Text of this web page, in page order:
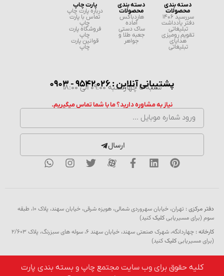
دسته بندی
محصولات
سررسید 1406
دفتر یادداشت
تبلیغاتی
تقویم رومیزی
هدایای
تبلیغاتی
دسته بندی
محصولات
هاردباکس
آماده
ساک دستی
جعبه طلا و
جواهر
پارت چاپ
درباره پارت چاپ
تماس با پارت
چاپ
فروشگاه پارت
چاپ
قوانین پارت
چاپ
پشتیبانی آنلاین : 9542026 - 0903
شنبه تا چهارشنبه 09:00 الی 18:00
نیاز به مشاوره دارید؟ ما با شما تماس میگیریم.
ارسال
دفتر مرکزی :
تهران، خیابان سهروردی شمالی، هویزه شرقی، خیابان سهند، پلاک ۱۰، طبقه
سوم (برای مسیریابیکلیککنید)
کارخانه :
چهاردانگه، شهرک صنعتی سهند، خیابان سهند 6، سوله های سبزرنگ، پلاک 2/603
(برای مسیریابیکلیککنید)
کلیه حقوق برای وب سایت مجتمع چاپ و بسته بندی پارت